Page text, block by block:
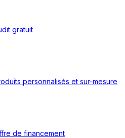
gratuit
personnalisés et sur-mesure
de financement